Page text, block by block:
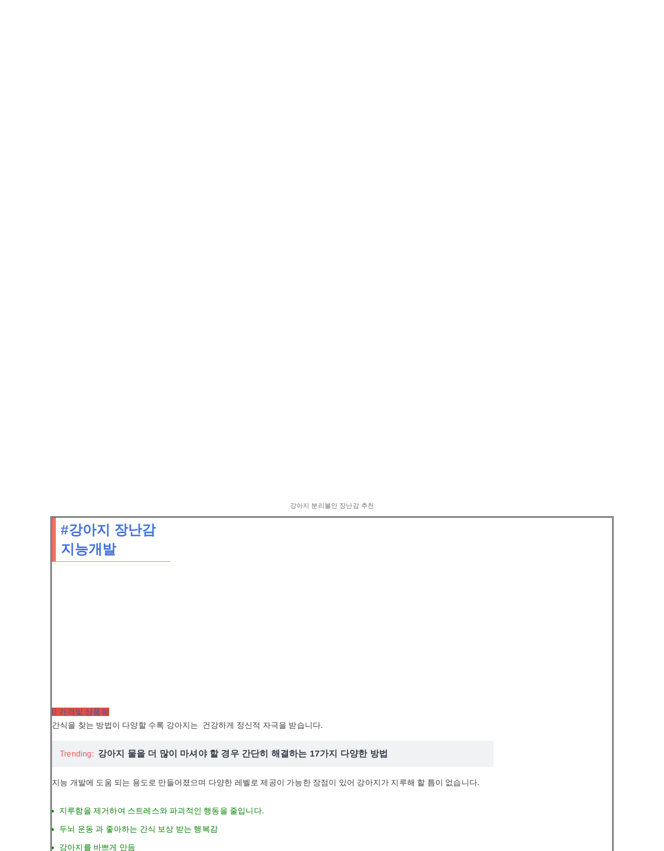
강아지 분리불안 장난감 추천
#강아지 장난감
지능개발
가격및 상품평
간식을 찾는 방법이 다양할 수록 강아지는 건강하게 정신적 자극을 받습니다.
Trending: 강아지 물을 더 많이 마셔야 할 경우 간단히 해결하는 17가지 다양한 방법
지능 개발에 도움 되는 용도로 만들어졌으며 다양한 레벨로 제공이 가능한 장점이 있어 강아지가 지루해 할 틈이 없습니다.
지루함을 제거하여 스트레스와 파괴적인 행동을 줄입니다.
두뇌 운동 과 좋아하는 간식 보상 받는 행복감
강아지를 바쁘게 만듬